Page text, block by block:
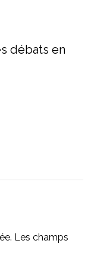
débats en
Les champs